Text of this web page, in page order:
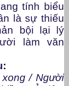
tính biểu
là sự thiếu
bội lại lý
làm văn
/ Người